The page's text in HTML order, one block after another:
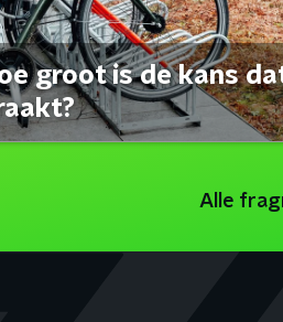
groot is de kans
Alle